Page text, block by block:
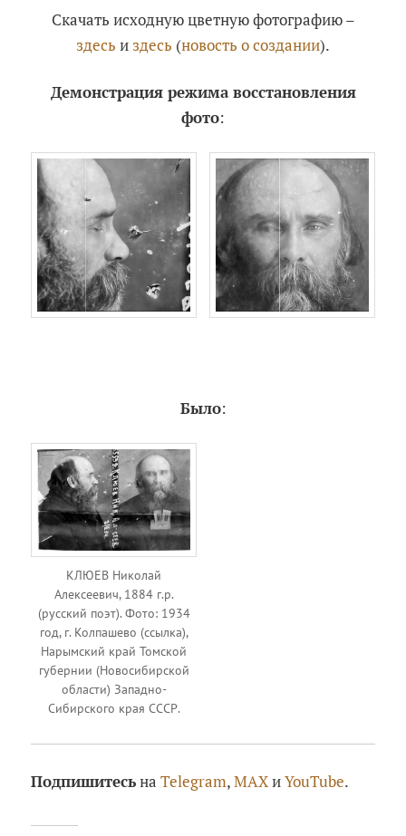
Скачать исходную цветную фотографию –
здесь и здесь (новость о создании).
Демонстрация режима восстановления
фото:
Было:
КЛЮЕВ Николай
Алексеевич, 1884 г.р.
(русский поэт). Фото: 1934
год, г. Колпашево (ссылка),
Нарымский край Томской
губернии (Новосибирской
области) Западно-
Сибирского края СССР.
ПодпишитесьнаTelegram,MAXиYouTube.